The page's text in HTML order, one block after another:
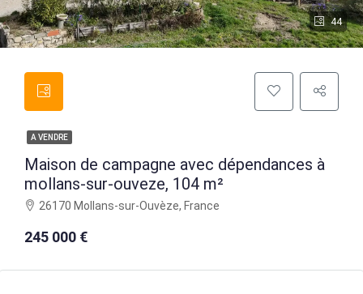
44
A VENDRE
Maison de campagne avec dépendances à
mollans-sur-ouveze, 104 m²
26170 Mollans-sur-Ouvèze, France
245 000 €